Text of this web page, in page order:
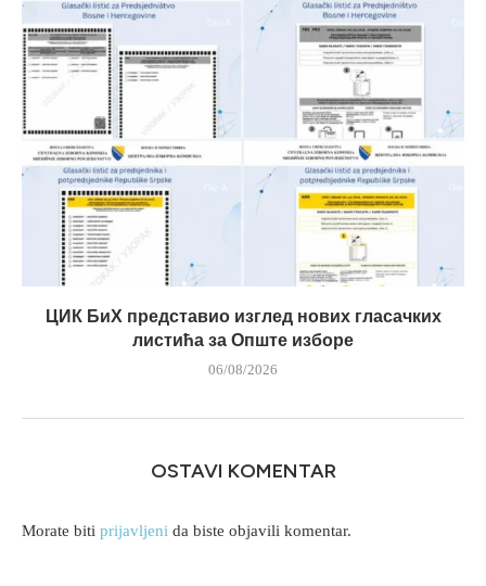
ЦИК БиХ представио изглед нових гласачких
листића за Опште изборе
06/08/2026
OSTAVI KOMENTAR
Morate biti prijavljeni da biste objavili komentar.